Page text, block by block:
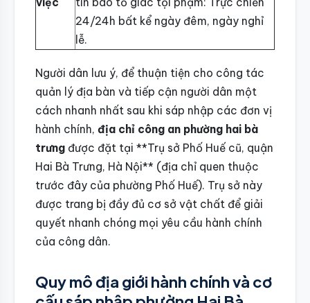
24/24h bất kể ngày đêm, ngày nghỉ
lễ.
Người dân lưu ý, để thuận tiện cho công tác
quản lý địa bàn và tiếp cận người dân một
cách nhanh nhất sau khi sáp nhập các đơn vị
hành chính, địa chỉ công an phường hai bà
trưng được đặt tại **Trụ sở Phố Huế cũ, quận
Hai Bà Trưng, Hà Nội** (địa chỉ quen thuộc
trước đây của phường Phố Huế). Trụ sở này
được trang bị đầy đủ cơ sở vật chất để giải
quyết nhanh chóng mọi yêu cầu hành chính
của công dân.
Quy mô địa giới hành chính và cơ